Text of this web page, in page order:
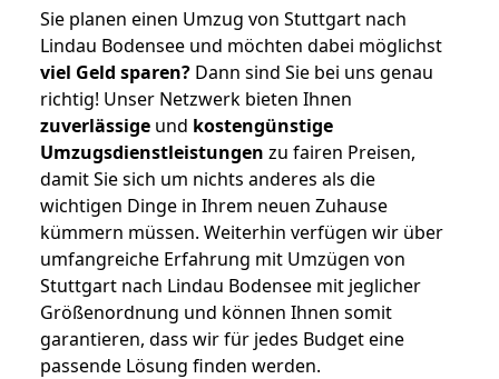
Sie planen einen Umzug von Stuttgart nach
Lindau Bodensee und möchten dabei möglichst
viel Geld sparen? Dann sind Sie bei uns genau
richtig! Unser Netzwerk bieten Ihnen
zuverlässige und kostengünstige
Umzugsdienstleistungen zu fairen Preisen,
damit Sie sich um nichts anderes als die
wichtigen Dinge in Ihrem neuen Zuhause
kümmern müssen. Weiterhin verfügen wir über
umfangreiche Erfahrung mit Umzügen von
Stuttgart nach Lindau Bodensee mit jeglicher
Größenordnung und können Ihnen somit
garantieren, dass wir für jedes Budget eine
passende Lösung finden werden.